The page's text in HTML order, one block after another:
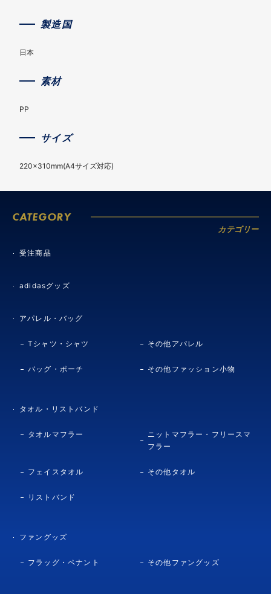
製造国
日本
素材
PP
サイズ
220×310mm(A4サイズ対応)
CATEGORY
カテゴリー
受注商品
adidasグッズ
アパレル・バッグ
Tシャツ・シャツ その他アパレル
バッグ・ポーチ その他ファッション小物
タオル・リストバンド
タオルマフラー
ニットマフラー・フリースマ
フラー
フェイスタオル その他タオル
リストバンド
ファングッズ
フラッグ・ペナント その他ファングッズ